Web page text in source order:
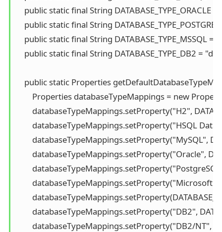
public static final String DATABASE_TYPE_ORACLE =
public static final String DATABASE_TYPE_POSTGRES
public static final String DATABASE_TYPE_MSSQL =
public static final String DATABASE_TYPE_DB2 =
public static Properties
Properties databaseTypeMappings = new
databaseTypeMappings.setProperty("H2",
databaseTypeMappings.setProperty("HSQL
databaseTypeMappings.setProperty("MySQL",
databaseTypeMappings.setProperty("Oracle",
databaseTypeMappings.setProperty("DB2",
databaseTypeMappings.setProperty("DB2/